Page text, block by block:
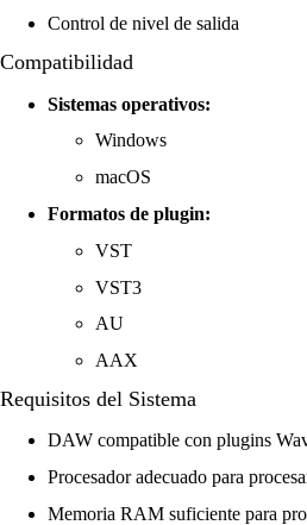
Control de nivel de salida
Compatibilidad
Sistemas operativos:
Windows
macOS
Formatos de plugin:
VST
VST3
AU
AAX
Requisitos del Sistema
DAW compatible con plugins
Procesador adecuado para
Memoria RAM suficiente para